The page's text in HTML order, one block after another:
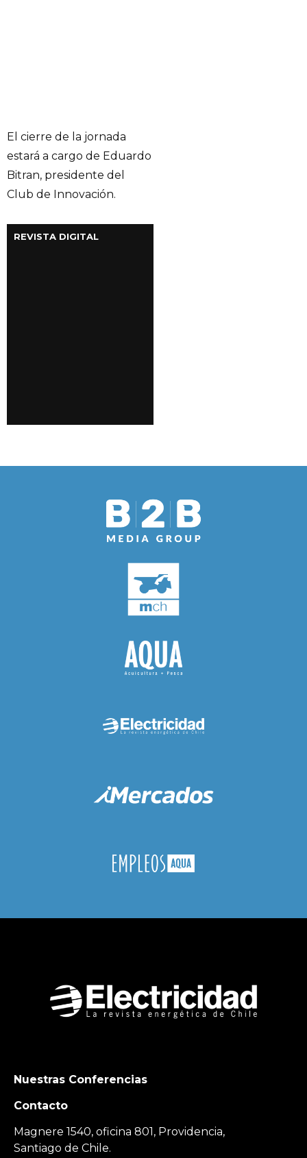
El cierre de la jornada
estará a cargo de Eduardo
Bitran, presidente del
Club de Innovación.
REVISTA DIGITAL
Nuestras Conferencias
Contacto
Magnere 1540, oficina 801, Providencia,
Santiago de Chile.